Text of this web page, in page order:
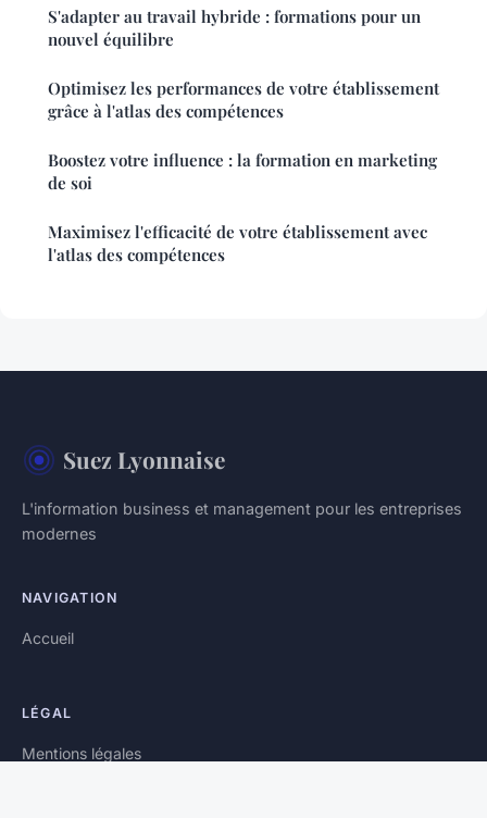
S'adapter au travail hybride : formations pour un
nouvel équilibre
Optimisez les performances de votre établissement
grâce à l'atlas des compétences
Boostez votre influence : la formation en marketing
de soi
Maximisez l'efficacité de votre établissement avec
l'atlas des compétences
Suez Lyonnaise
L'information business et management pour les entreprises
modernes
NAVIGATION
Accueil
LÉGAL
Mentions légales